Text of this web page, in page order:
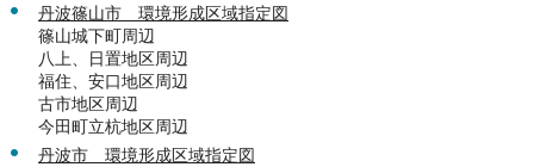
丹波篠山市 環境形成区域指定図
篠山城下町周辺
八上、日置地区周辺
福住、安口地区周辺
古市地区周辺
今田町立杭地区周辺
丹波市 環境形成区域指定図